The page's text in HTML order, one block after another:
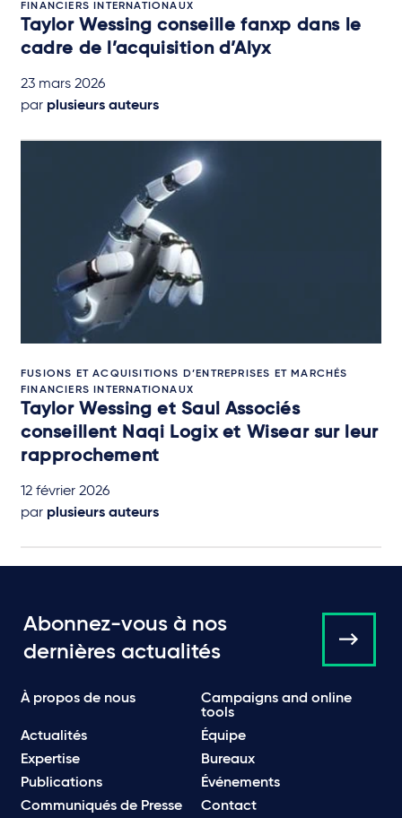
FINANCIERS INTERNATIONAUX
Taylor Wessing conseille fanxp dans le
cadre de l’acquisition d’Alyx
23 mars 2026
par plusieurs auteurs
FUSIONS ET ACQUISITIONS D’ENTREPRISES ET MARCHÉS
FINANCIERS INTERNATIONAUX
Taylor Wessing et Saul Associés
conseillent Naqi Logix et Wisear sur leur
rapprochement
12 février 2026
par plusieurs auteurs
Abonnez-vous à nos
dernières actualités
À propos de nous
Campaigns and online
tools
Actualités
Équipe
Expertise
Bureaux
Publications
Événements
Communiqués de Presse
Contact